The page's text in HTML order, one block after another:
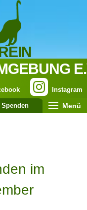
Instagram
Spenden Menü
im